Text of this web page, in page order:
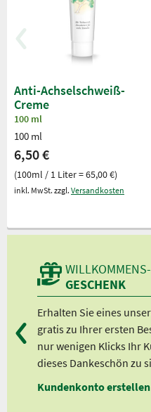
Anti-Achselschweiß-
Creme
100 ml
100 ml
6,50 €
(100ml / 1 Liter = 65,00 €)
inkl. MwSt. zzgl. Versandkosten
WILLKOMMENS-
GESCHENK
Erhalten Sie eines
gratis zu Ihrer ersten
nur wenigen Klicks Ihr
dieses Dankeschön zu
Kundenkonto erstellen